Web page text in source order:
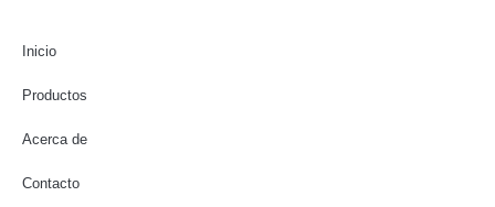
Inicio
Productos
Acerca de
Contacto